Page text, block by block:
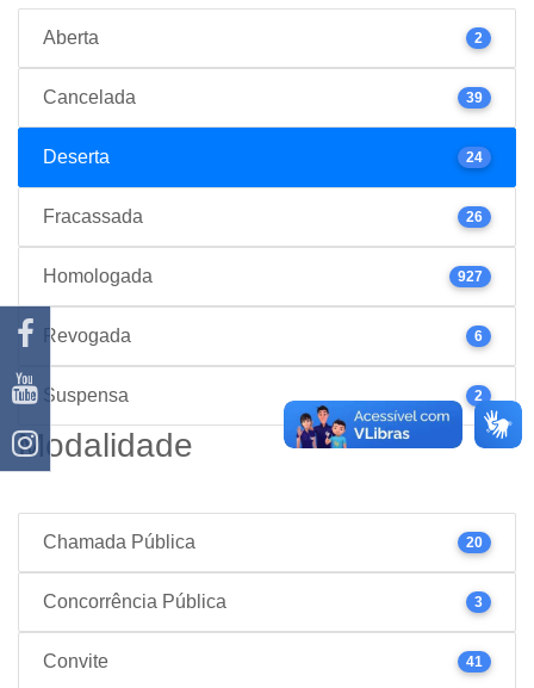
Aberta 2
Cancelada 39
Deserta 24
Fracassada 26
Homologada 927
Revogada 6
Suspensa 2
Modalidade
Chamada Pública 20
Concorrência Pública 3
Convite 41